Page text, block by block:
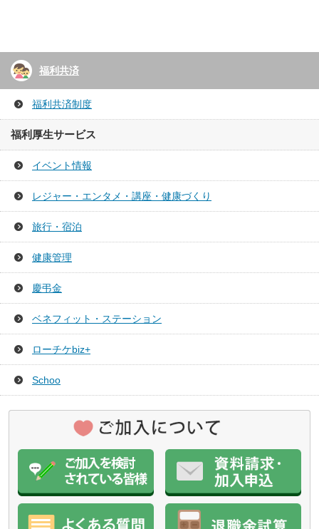
福利共済
福利共済制度
福利厚生サービス
イベント情報
レジャー・エンタメ・講座・健康づくり
旅行・宿泊
健康管理
慶弔金
ベネフィット・ステーション
ローチケbiz+
Schoo